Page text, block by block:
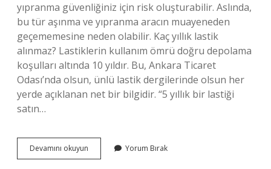
yıpranma güvenliğiniz için risk oluşturabilir. Aslında,
bu tür aşınma ve yıpranma aracın muayeneden
geçememesine neden olabilir. Kaç yıllık lastik
alınmaz? Lastiklerin kullanım ömrü doğru depolama
koşulları altında 10 yıldır. Bu, Ankara Ticaret
Odası’nda olsun, ünlü lastik dergilerinde olsun her
yerde açıklanan net bir bilgidir. “5 yıllık bir lastiği
satın…
Devamını okuyun
Yıllık
Yorum Bırak